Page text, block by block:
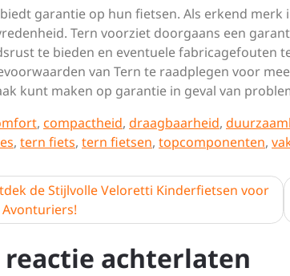
biedt garantie op hun fietsen. Als erkend
Tern voorziet doorgaans een
te bieden en eventuele fabricagefouten
van Tern te raadplegen voor
kunt maken op garantie in geval van
, compactheid, draagbaarheid,
, tern fiets, tern fietsen, topcomponenten,
de Stijlvolle Veloretti Kinderfietsen voor
Avonturiers!
reactie achterlaten